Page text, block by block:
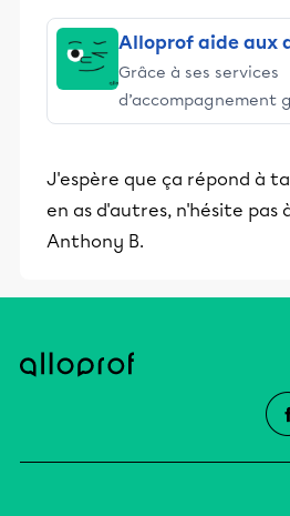
Alloprof aide aux
Grâce à ses services
d’accompagnement
stimulants, Alloprof
éducative.
J'espère que ça répond à
en as d'autres, n'hésite pas
Anthony B.